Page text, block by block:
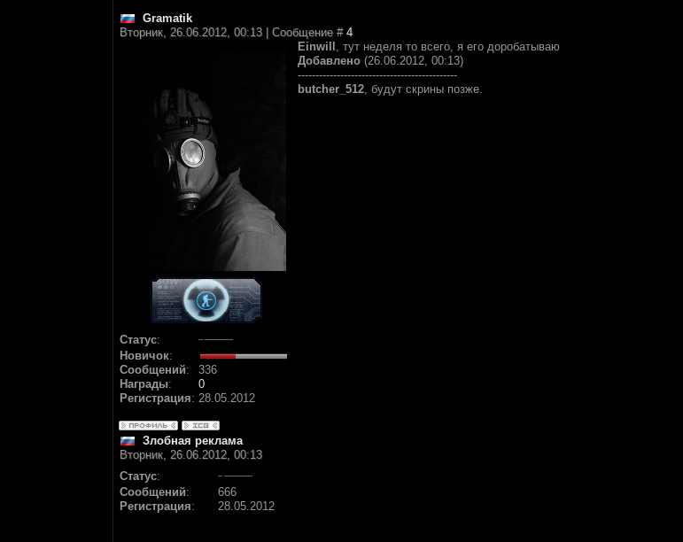
Gramatik
Вторник, 26.06.2012, 00:13 | Сообщение # 4
Статус:
Новичок:
Сообщений:
336
Награды:
0
Регистрация: 28.05.2012
Einwill , тут неделя то всего, я его доробатываю
Добавлено (26.06.2012, 00:13)
---------------------------------------------
butcher_512, будут скрины позже.
Злобная реклама
Вторник, 26.06.2012, 00:13
Статус:
Сообщений:
666
Регистрация: 28.05.2012